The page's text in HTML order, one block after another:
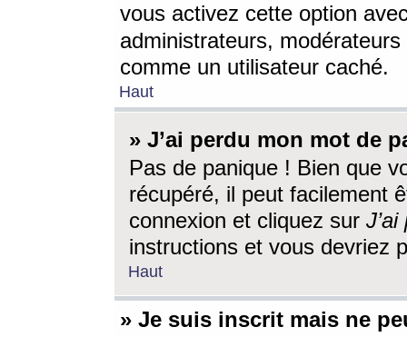
vous activez cette option
administrateurs,
comme un utilisateur caché.
Haut
» J’ai perdu mon mot de
Pas de panique ! Bien que
récupéré, il peut facilement
connexion et cliquez sur
instructions et vous devriez
Haut
» Je suis inscrit mais ne